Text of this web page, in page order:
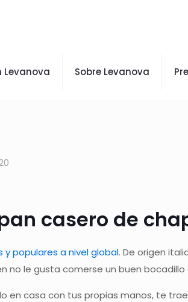
Levanova Sobre Levanova
casero de
y populares a nivel global. De origen
no le gusta comerse un buen
en casa con tus propias manos, te